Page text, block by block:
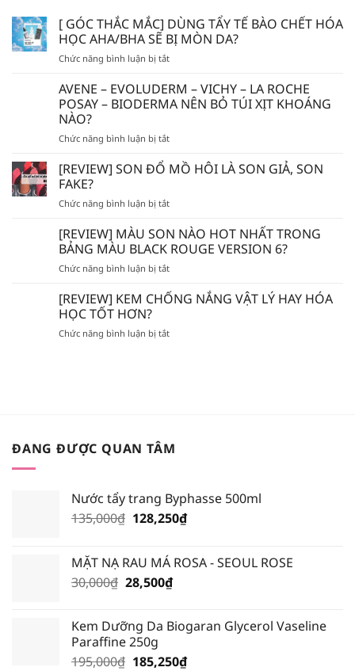
[ GÓC THẮC MẮC] DÙNG TẨY TẾ BÀO CHẾT HÓA
HỌC AHA/BHA SẼ BỊ MÒN DA?
Chức năng bình luận bị tắtở
GÓC
THẮC
MẮC]
TẨY
BÀO
HỌC
SẼ
BỊ
DA?
AVENE – EVOLUDERM – VICHY – LA ROCHE
POSAY – BIODERMA NÊN BỎ TÚI XỊT KHOÁNG
NÀO?
Chức năng bình luận bị tắtở
–
EVOLUDERM
VICHY
LA
ROCHE
–
NÊN
XỊT
[REVIEW] SON ĐỔ MỒ HÔI LÀ SON GIẢ, SON
FAKE?
Chức năng bình luận bị tắtở
SON
ĐỔ
MỒ
HÔI
SON
FAKE?
[REVIEW] MÀU SON NÀO HOT NHẤT TRONG
BẢNG MÀU BLACK ROUGE VERSION 6?
Chức năng bình luận bị tắtở
MÀU
HOT
6?
[REVIEW] KEM CHỐNG NẮNG VẬT LÝ HAY HÓA
HỌC TỐT HƠN?
Chức năng bình luận bị tắtở
HỌC
ĐANG ĐƯỢC QUAN TÂM
Nước tẩy trang Byphasse 500ml
135,000₫ Giá
135,000₫.
128,250₫Giá
là:
MẶT NẠ RAU MÁ ROSA - SEOUL ROSE
30,000₫ Giá
30,000₫.
28,500₫Giá
là:
Kem Dưỡng Da Biogaran Glycerol Vaseline
Paraffine 250g
195,000₫ Giá
185,250₫Giá